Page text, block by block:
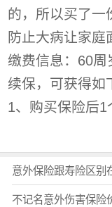
的，所以买了一
防止大病让家庭
缴费信息：60周
续保，可获得如
1、购买保险后
意外保险跟寿险区别
不记名意外伤害保险